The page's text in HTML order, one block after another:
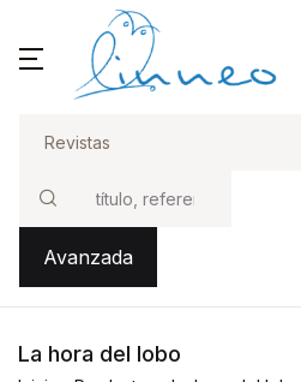
Buscar
Avanzada
La hora del lobo